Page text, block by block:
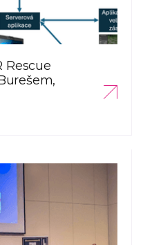
Rescue